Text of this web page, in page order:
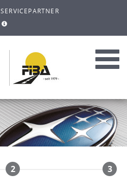
SERVICEPARTNER
2 3